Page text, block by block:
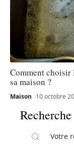
Comment choisir
sa maison ?
Maison 10 octobre
Recherche